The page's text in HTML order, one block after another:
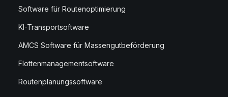
Software für Routenoptimierung
KI-Transportsoftware
AMCS Software für Massengutbeförderung
Flottenmanagementsoftware
Routenplanungssoftware